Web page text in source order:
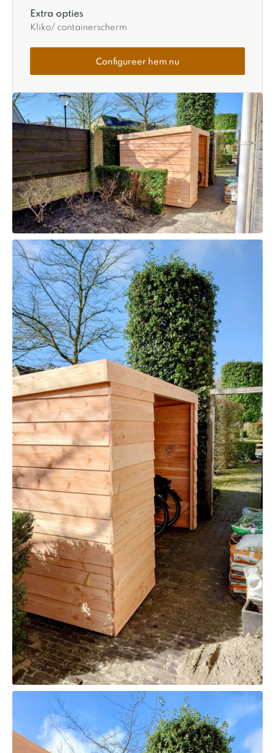
Extra opties
Kliko/ containerscherm
Configureer hem nu